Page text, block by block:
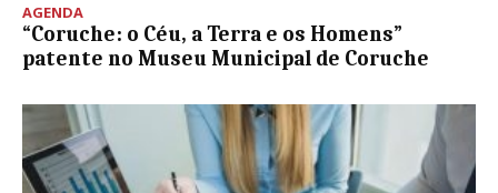
AGENDA
“Coruche: o Céu, a Terra e os Homens”
patente no Museu Municipal de Coruche